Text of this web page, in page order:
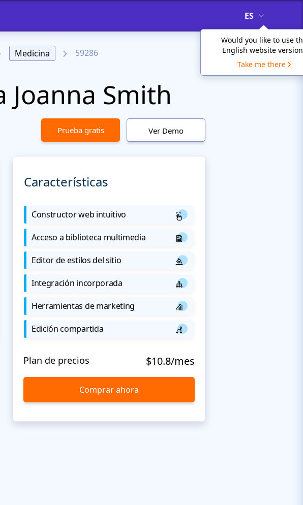
ES
Would you like to use
English website
Take me there
Medicina 59286
Smith
Prueba gratis Ver Demo
Características
Constructor web intuitivo
Acceso a biblioteca multimedia
Editor de estilos del sitio
Integración incorporada
Herramientas de marketing
Edición compartida
Plan de precios $10.8/mes
Comprar ahora